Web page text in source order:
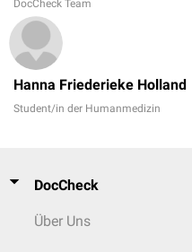
DocCheck Team
Hanna Friederieke Holland
Student/in der Humanmedizin
DocCheck
Über Uns